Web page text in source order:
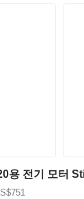
용 전기 모터